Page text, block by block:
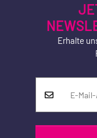
Erhalte